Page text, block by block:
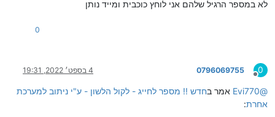
לא במספר הרגיל שלהם אני לוחץ כוכבית ומייד נותן
0
0
מנותק
0796069755 4 בספט׳ 2022, 19:31
@
Evi770 אמר בחדש !! מספר לחייג - לקול הלשון - ע"י ניתוב למערכת
אחרת: